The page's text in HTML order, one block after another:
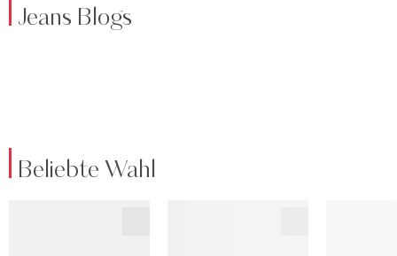
Jeans Blogs
Beliebte Wahl